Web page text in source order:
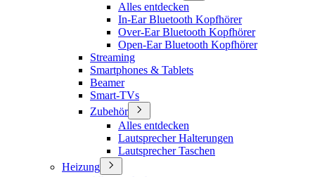
Alles entdecken
In-Ear Bluetooth Kopfhörer
Over-Ear Bluetooth Kopfhörer
Open-Ear Bluetooth Kopfhörer
Streaming
Smartphones & Tablets
Beamer
Smart-TVs
Zubehör
Alles entdecken
Lautsprecher Halterungen
Lautsprecher Taschen
Heizung